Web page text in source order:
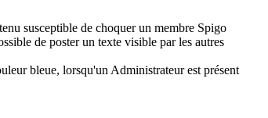
susceptible de choquer un membre Spigo
de poster un texte visible par les autres
bleue, lorsqu'un Administrateur est présent